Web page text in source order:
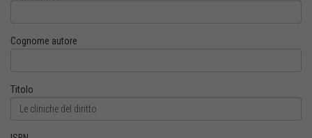
Cognome autore
Titolo